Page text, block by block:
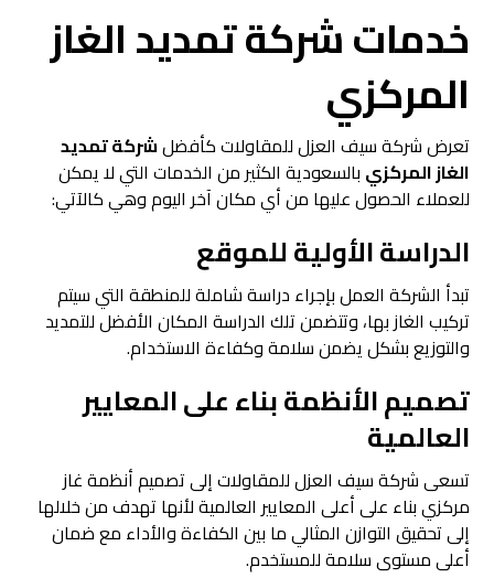
خدمات شركة تمديد الغاز
المركزي
تعرض شركة سيف العزل للمقاولات كأفضلشركة تمديد
الغاز المركزي بالسعودية الكثير من الخدمات التي لا يمكن
للعملاء الحصول عليها من أي مكان آخر اليوم وهي كالآتي:
الدراسة الأولية للموقع
تبدأ الشركة العمل بإجراء دراسة شاملة للمنطقة التي سيتم
تركيب الغاز بها، وتتضمن تلك الدراسة المكان الأفضل للتمديد
والتوزيع بشكل يضمن سلامة وكفاءة الاستخدام.
تصميم الأنظمة بناء على المعايير
العالمية
تسعى شركة سيف العزل للمقاولات إلى تصميم أنظمة غاز
مركزي بناء على أعلى المعايير العالمية لأنها تهدف من خلالها
إلى تحقيق التوازن المثالي ما بين الكفاءة والأداء مع ضمان
أعلى مستوى سلامة للمستخدم.